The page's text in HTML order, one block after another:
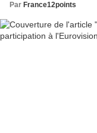
Par France12points